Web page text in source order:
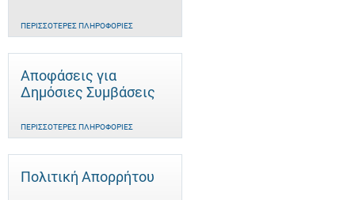
ΠΕΡΙΣΣΌΤΕΡΕΣ ΠΛΗΡΟΦΟΡΊΕΣ
Αποφάσεις για
Δημόσιες Συμβάσεις
ΠΕΡΙΣΣΌΤΕΡΕΣ ΠΛΗΡΟΦΟΡΊΕΣ
Πολιτική Απορρήτου